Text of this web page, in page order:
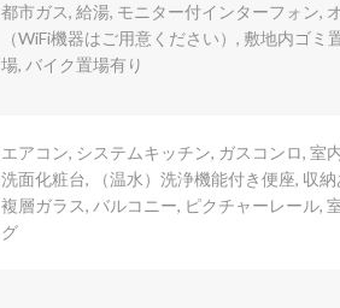
都市ガス, 給湯, モニター付インターフォン,
（WiFi機器はご用意ください）, 敷地内ゴ
場, バイク置場有り
エアコン, システムキッチン, ガスコンロ, 室
洗面化粧台, （温水）洗浄機能付き便座, 収
複層ガラス, バルコニー, ピクチャーレール,
グ